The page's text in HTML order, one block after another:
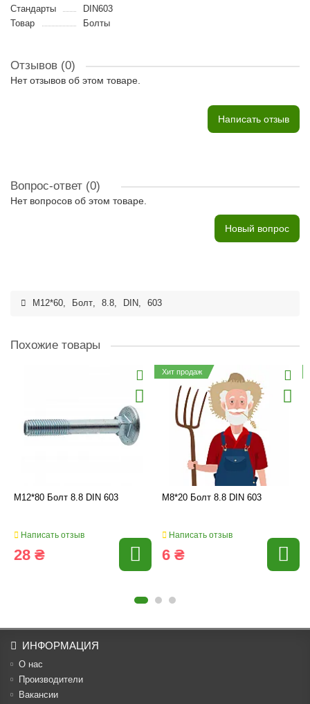
Стандарты
DIN603
Товар
Болты
Отзывов (0)
Нет отзывов об этом товаре.
Написать отзыв
Вопрос-ответ (0)
Нет вопросов об этом товаре.
Новый вопрос
M12*60, Болт, 8.8, DIN, 603
Похожие товары
M12*80 Болт 8.8 DIN 603
Написать отзыв
28 ₴
Хит продаж
M8*20 Болт 8.8 DIN 603
Написать отзыв
6 ₴
ИНФОРМАЦИЯ
О нас
Производители
Вакансии